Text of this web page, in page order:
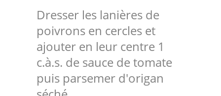
Dresser les lanières de
poivrons en cercles et
ajouter en leur centre 1
c.à.s. de sauce de tomate
puis parsemer d'origan